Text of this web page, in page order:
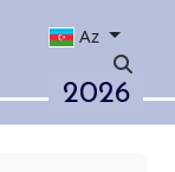
Az
2026